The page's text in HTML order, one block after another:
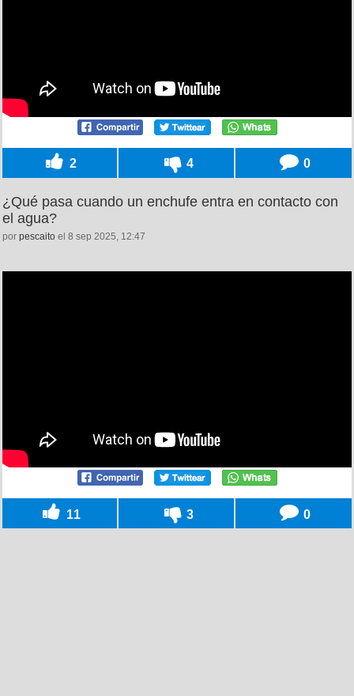
2 4 0
¿Qué pasa cuando un enchufe entra en contacto con
el agua?
por pescaito el 8 sep 2025, 12:47
11 3 0